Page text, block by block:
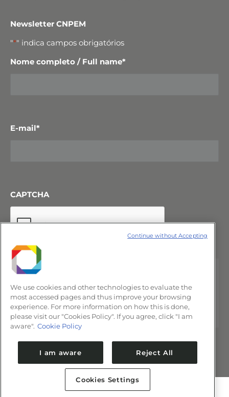
Newsletter CNPEM
"*" indica campos obrigatórios
Nome completo / Full name*
E-mail*
CAPTCHA
We use cookies and other technologies to evaluate the
most accessed pages and thus improve your browsing
experience. For more information on how this is done,
please visit our "Cookies Policy". If you agree, click "I am
aware". Cookie Policy
I am aware Reject All
Cookies Settings
Continue without Accepting